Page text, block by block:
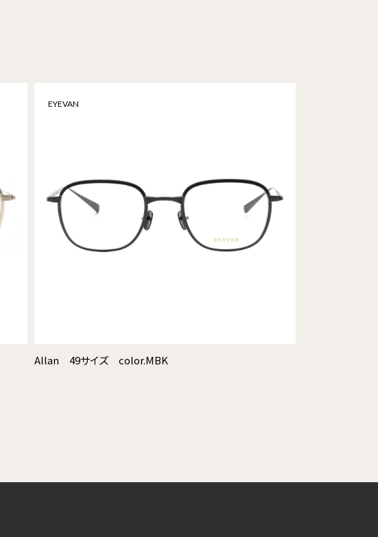
EYEVAN
Allan 49サイズ color.MBK